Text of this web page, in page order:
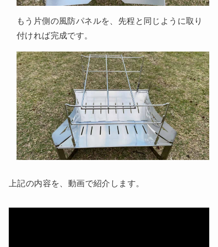
もう片側の風防パネルを、先程と同じように取り
付ければ完成です。
上記の内容を、動画で紹介します。